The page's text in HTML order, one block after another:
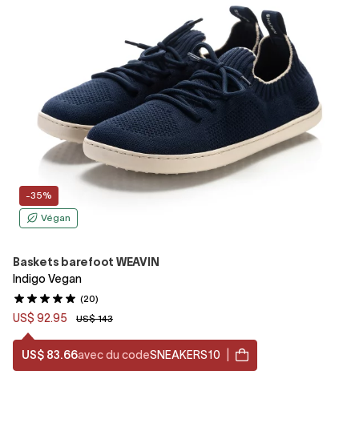
-35%
Végan
Baskets barefoot WEAVIN
Indigo Vegan
(20)
US$ 92.95 US$ 143
US$ 83.66avec du codeSNEAKERS10